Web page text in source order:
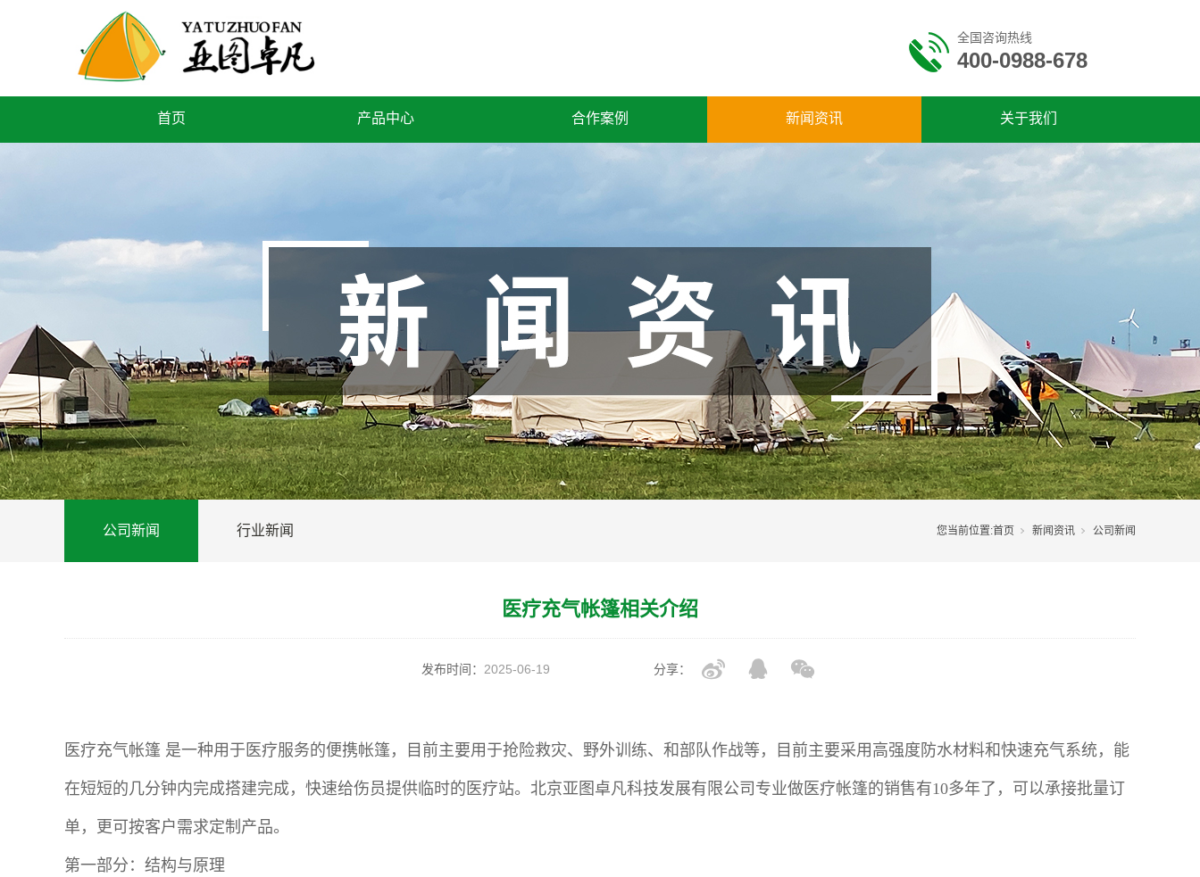
全国咨询热线
400-0988-678
首页 产品中心 合作案例 新闻资讯 关于我们
公司新闻 行业新闻 您当前位置:首页 新闻资讯 公司新闻
医疗充气帐篷相关介绍
发布时间： 2025-06-19 分享：
医疗充气帐篷 是一种用于医疗服务的便携帐篷，目前主要用于抢险救灾、野外训练、和部队作战等，目前主要采用高强度防水材料和快速充气系统，能
在短短的几分钟内完成搭建完成，快速给伤员提供临时的医疗站。 北京亚图卓凡科技发展有限公司 专业做医疗帐篷的销售有10多年了，可以承接批量订
单，更可按客户需求定制产品。
第一部分：结构与原理